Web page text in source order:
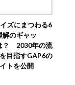
ズにまつわる6
解のギャッ
？ 2030年の流
目指すGAP6の
イトを公開